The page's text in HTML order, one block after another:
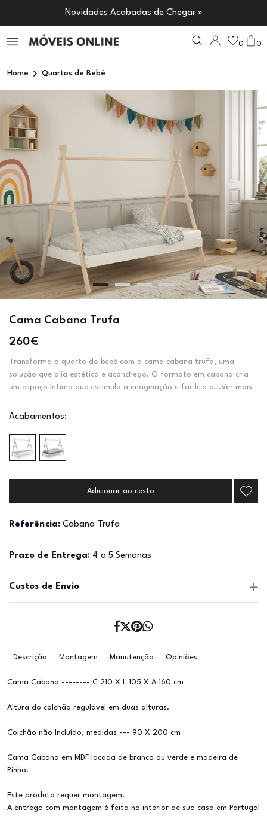
Novidades Acabadas de Chegar »
0 0
Home Quartos de Bebé
Cama Cabana Trufa
260€
Transforma o quarto do bebé com a cama cabana trufa, uma
solução que alia estética e aconchego. O formato em cabana cria
um espaço íntimo que estimula a imaginação e facilita a...Ver mais
Acabamentos:
Adicionar ao cesto
Referência: Cabana Trufa
Prazo de Entrega: 4 a 5 Semanas
Custos de Envio
Descrição Montagem Manutenção Opiniões
Cama Cabana -------- C 210 X L 105 X A 160 cm
Altura do colchão regulável em duas alturas.
Colchão não Incluído, medidas --- 90 X 200 cm
Cama Cabana em MDF lacada de branco ou verde e madeira de
Pinho.
Este produto requer montagem.
A entrega com montagem é feita no interior de sua casa em Portugal